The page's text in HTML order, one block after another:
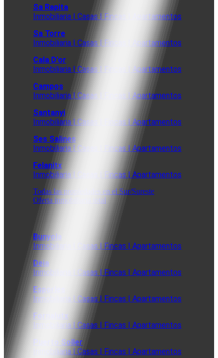
Sa Rapita
Inmobiliaria | Casas | Fincas | Apartamentos
Sa Torre
Inmobiliaria | Casas | Fincas | Apartamentos
Cala D'or
Inmobiliaria | Casas | Fincas | Apartamentos
Campos
Inmobiliaria | Casas | Fincas | Apartamentos
Santanyi
Inmobiliaria | Casas | Fincas | Apartamentos
Ses Salines
Inmobiliaria | Casas | Fincas | Apartamentos
Felanitx
Inmobiliaria | Casas | Fincas | Apartamentos
Todas las propiedades en el Sur/Sureste
Oferta inmobiliaria total
Bunyola
Inmobiliaria | Casas | Fincas | Apartamentos
Deia
Inmobiliaria | Casas | Fincas | Apartamentos
Esporles
Inmobiliaria | Casas | Fincas | Apartamentos
Fornalutx
Inmobiliaria | Casas | Fincas | Apartamentos
Puerto Soller
Inmobiliaria | Casas | Fincas | Apartamentos